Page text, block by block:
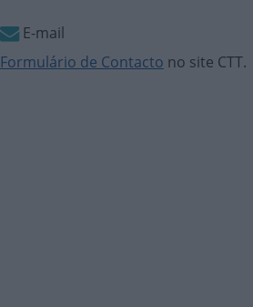
E-mail
Formulário de Contacto no site CTT.